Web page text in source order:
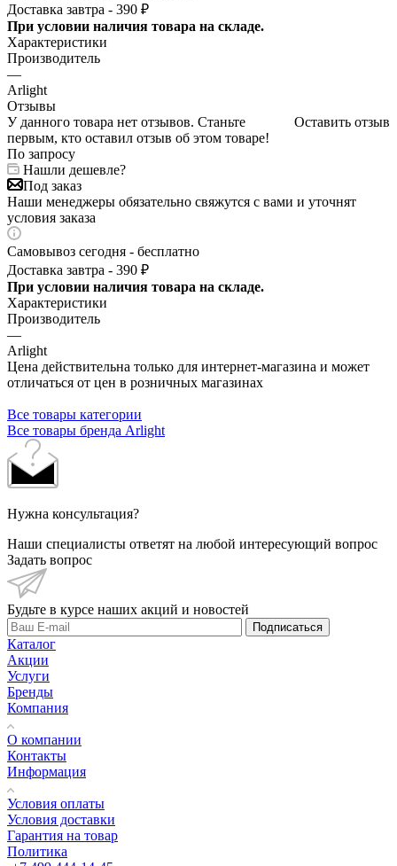
Доставка завтра - 390 ₽
При условии наличия товара на складе.
Характеристики
Производитель
—
Arlight
Отзывы
Оставить отзыв
У данного товара нет отзывов. Станьте
первым, кто оставил отзыв об этом товаре!
По запросу
Нашли дешевле?
Под заказ
Наши менеджеры обязательно свяжутся с вами и уточнят
условия заказа
Самовывоз сегодня - бесплатно
Доставка завтра - 390 ₽
При условии наличия товара на складе.
Характеристики
Производитель
—
Arlight
Цена действительна только для интернет-магазина и может
отличаться от цен в розничных магазинах
Все товары категории
Все товары бренда Arlight
Нужна консультация?
Наши специалисты ответят на любой интересующий вопрос
Задать вопрос
Будьте в курсе наших акций и новостей
Подписаться
Каталог
Акции
Услуги
Бренды
Компания
О компании
Контакты
Информация
Условия оплаты
Условия доставки
Гарантия на товар
Политика